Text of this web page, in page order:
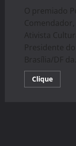
O premiado
Comendador,
Ativista
Presidente
Brasília/DF da...
CliqueRead
more